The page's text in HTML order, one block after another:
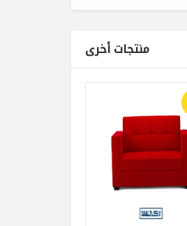
منتجات أخرى